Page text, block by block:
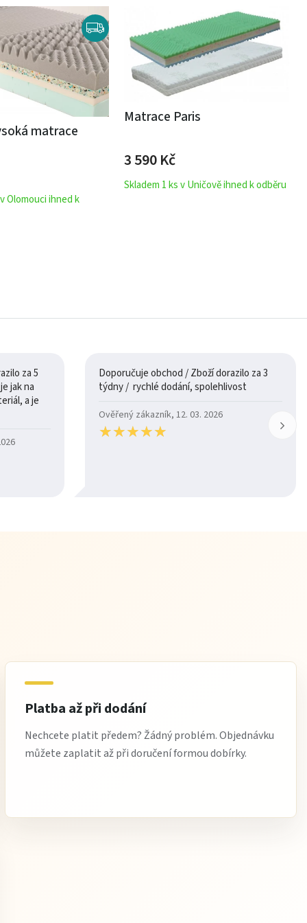
matrace
Olomouci ihned k
Matrace Paris
3 590Kč
Skladem 1 ks v Uničově ihned k odběru
za 5
a je
Doporučuje obchod / Zboží dorazilo za 3
týdny / rychlé dodání, spolehlivost
Ověřený zákazník, 12. 03. 2026
★★★★★
★★★★★
Platba až při dodání
Nechcete platit předem? Žádný problém. Objednávku
můžete zaplatit až při doručení formou dobírky.